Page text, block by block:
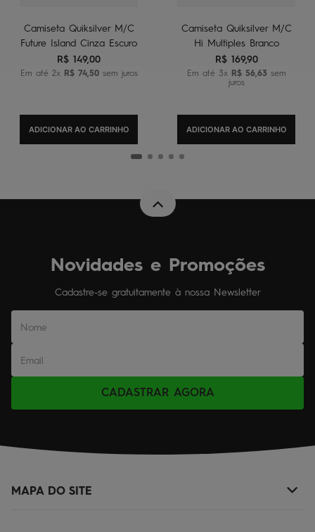
Camiseta Quiksilver M/C
Future Island Cinza Escuro
R$ 149,00
Em até 2x R$ 74, 50sem juros
ADICIONAR AO CARRINHO
Camiseta Quiksilver M/C
Hi Multiples Branco
R$ 169,90
Em até 3x R$ 56, 63 sem
juros
ADICIONAR AO CARRINHO
Novidades e Promoções
Cadastre-se gratuitamente à nossa Newsletter
CADASTRAR AGORA
MAPA DO SITE